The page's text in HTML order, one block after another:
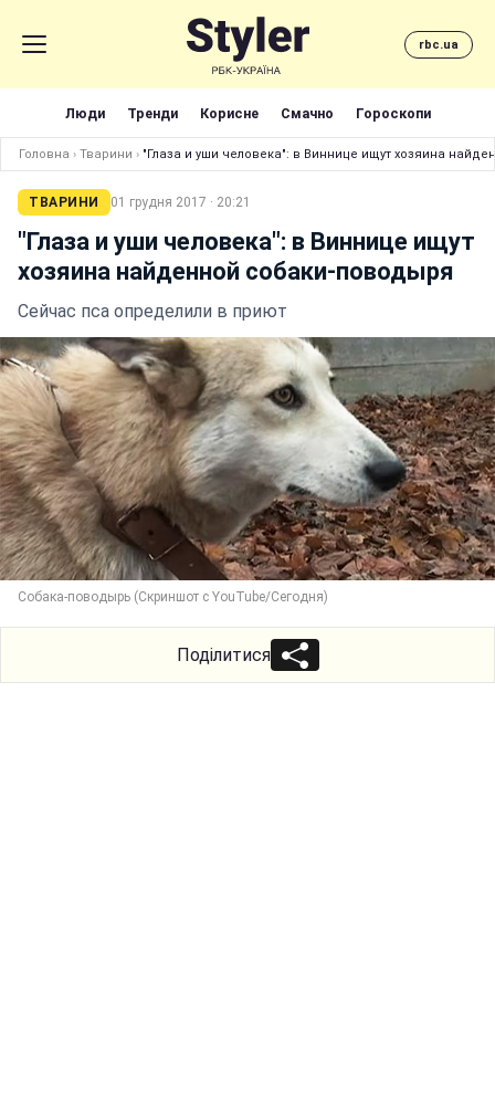
rbc.ua
Люди Тренди Корисне Смачно Гороскопи
Головна › Тварини › "Глаза и уши человека": в Виннице ищут хозяина
ТВАРИНИ 01 грудня 2017 · 20:21
"Глаза и уши человека": в Виннице ищут
хозяина найденной собаки-поводыря
Сейчас пса определили в приют
Собака-поводырь (Скриншот с YouTube/Сегодня)
Поділитися